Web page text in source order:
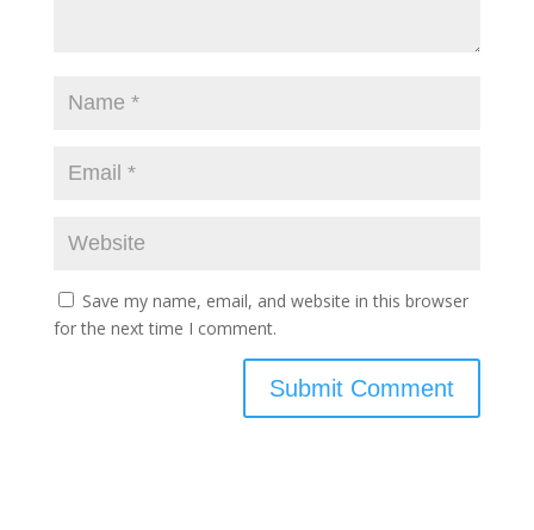
Save my name, email, and website in this browser
for the next time I comment.